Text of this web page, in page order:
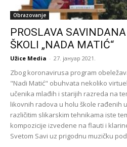
Obrazovanje
PROSLAVA
ŠKOLI „NADA MATIĆ“
Užice Media - 27. јануар 2021.
Zbog koronavirusa program
"Nadi Matić" obuhvata nekoliko
učenika mlađih i starijih razreda na
likovnih radova u holu škole rađenih
različitim slikarskim tehnikama iste
kompozicije izvedene na flauti i
Svetom Savi uz prigodnu muzičku